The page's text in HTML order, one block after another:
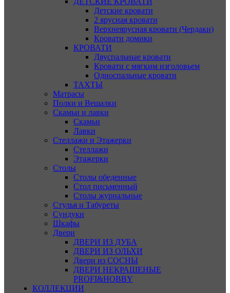
Детские кровати
2 ярусная кровати
Верхнеярусная кровати (Чердаки)
Кровати домики
КРОВАТИ
Двуспальные кровати
Кровати с мягким изголовьем
Односпальные кровати
ТАХТЫ
Матрасы
Полки и Вешалки
Скамьи и лавки
Скамьи
Лавки
Стеллажи и Этажерки
Стеллажи
Этажерки
Столы
Столы обеденные
Стол письменный
Столы журнальные
Стулья и Табуреты
Сундуки
Шкафы
Двери
ДВЕРИ ИЗ ДУБА
ДВЕРИ ИЗ ОЛЬХИ
Двери из СОСНЫ
ДВЕРИ НЕКРАШЕНЫЕ
PROFI&HOBBY
КОЛЛЕКЦИИ